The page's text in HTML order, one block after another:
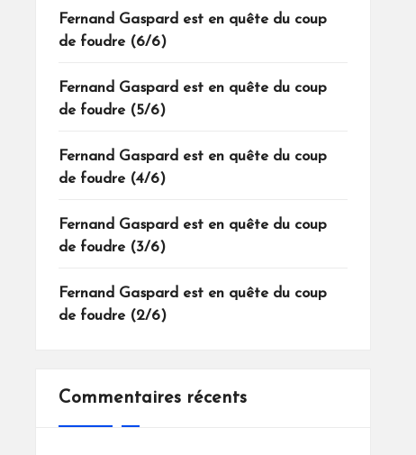
Fernand Gaspard est en quête du coup
de foudre (6/6)
Fernand Gaspard est en quête du coup
de foudre (5/6)
Fernand Gaspard est en quête du coup
de foudre (4/6)
Fernand Gaspard est en quête du coup
de foudre (3/6)
Fernand Gaspard est en quête du coup
de foudre (2/6)
Commentaires récents